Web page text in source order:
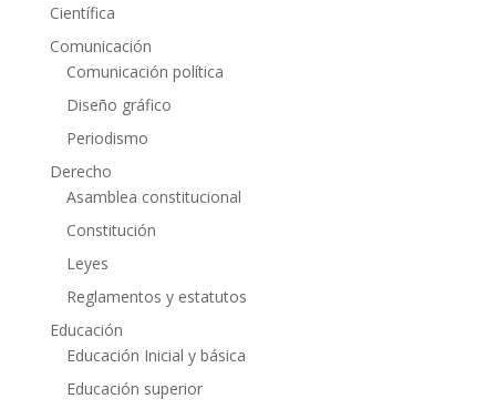
Científica
Comunicación
Comunicación política
Diseño gráfico
Periodismo
Derecho
Asamblea constitucional
Constitución
Leyes
Reglamentos y estatutos
Educación
Educación Inicial y básica
Educación superior